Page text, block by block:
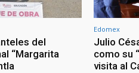
del
“Margarita
Edomex
Julio
como su
visita al